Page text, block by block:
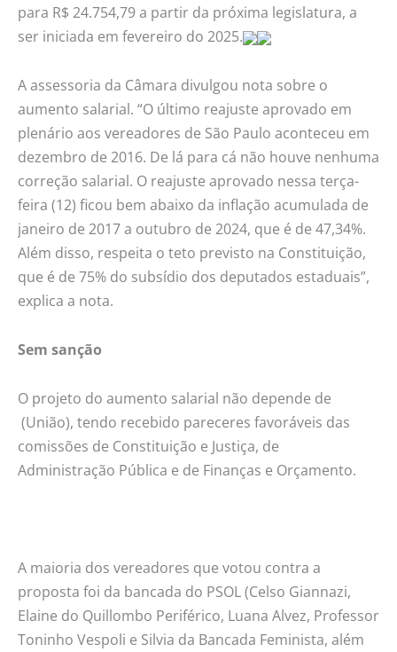
para R$ 24.754,79 a partir da próxima legislatura, a
ser iniciada em fevereiro do 2025.
A assessoria da Câmara divulgou nota sobre o
aumento salarial. “O último reajuste aprovado em
plenário aos vereadores de São Paulo aconteceu em
dezembro de 2016. De lá para cá não houve nenhuma
correção salarial. O reajuste aprovado nessa terça-
feira (12) ficou bem abaixo da inflação acumulada de
janeiro de 2017 a outubro de 2024, que é de 47,34%.
Além disso, respeita o teto previsto na Constituição,
que é de 75% do subsídio dos deputados estaduais”,
explica a nota.
Sem sanção
O projeto do aumento salarial não depende de
(União), tendo recebido pareceres favoráveis das
comissões de Constituição e Justiça, de
Administração Pública e de Finanças e Orçamento.
A maioria dos vereadores que votou contra a
proposta foi da bancada do PSOL (Celso Giannazi,
Elaine do Quillombo Periférico, Luana Alvez, Professor
Toninho Vespoli e Silvia da Bancada Feminista, além